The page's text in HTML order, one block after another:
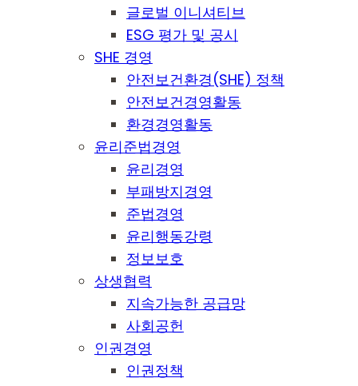
글로벌 이니셔티브
ESG 평가 및 공시
SHE 경영
안전보건환경(SHE) 정책
안전보건경영활동
환경경영활동
윤리준법경영
윤리경영
부패방지경영
준법경영
윤리행동강령
정보보호
상생협력
지속가능한 공급망
사회공헌
인권경영
인권정책